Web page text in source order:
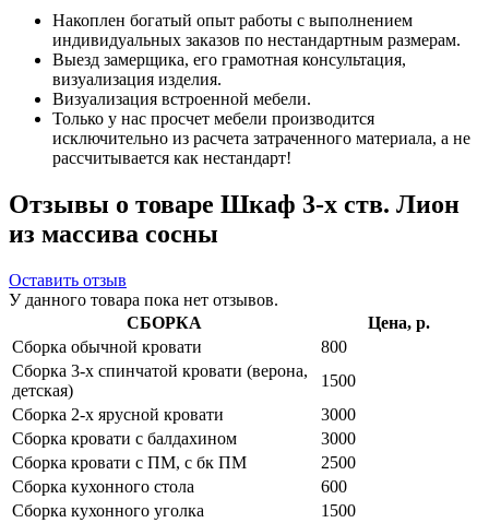
Накоплен богатый опыт работы с выполнением
индивидуальных заказов по нестандартным размерам.
Выезд замерщика, его грамотная консультация,
визуализация изделия.
Визуализация встроенной мебели.
Только у нас просчет мебели производится
исключительно из расчета затраченного материала, а не
рассчитывается как нестандарт!
Отзывы о товаре Шкаф 3-х ств. Лион
из массива сосны
Оставить отзыв
У данного товара пока нет отзывов.
СБОРКА
Цена, р.
Сборка обычной кровати
800
Сборка 3-х спинчатой кровати (верона,
детская)
1500
Сборка 2-х ярусной кровати
3000
Сборка кровати с балдахином
3000
Сборка кровати с ПМ, с бк ПМ
2500
Сборка кухонного стола
600
Сборка кухонного уголка
1500